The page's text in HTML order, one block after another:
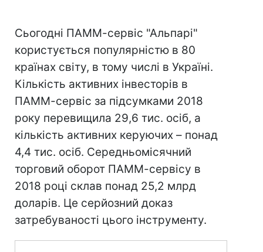
Сьогодні ПАММ-сервіс "Альпарі"
користується популярністю в 80
країнах світу, в тому числі в Україні.
Кількість активних інвесторів в
ПАММ-сервіс за підсумками 2018
року перевищила 29,6 тис. осіб, а
кількість активних керуючих – понад
4,4 тис. осіб. Середньомісячний
торговий оборот ПАММ-сервісу в
2018 році склав понад 25,2 млрд
доларів. Це серйозний доказ
затребуваності цього інструменту.